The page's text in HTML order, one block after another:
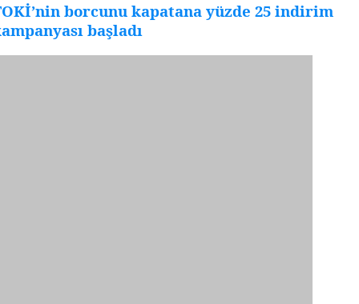
borcunu kapatana yüzde 25 indirim
başladı